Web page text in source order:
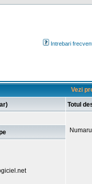
Intrebari
Vezi
Totul